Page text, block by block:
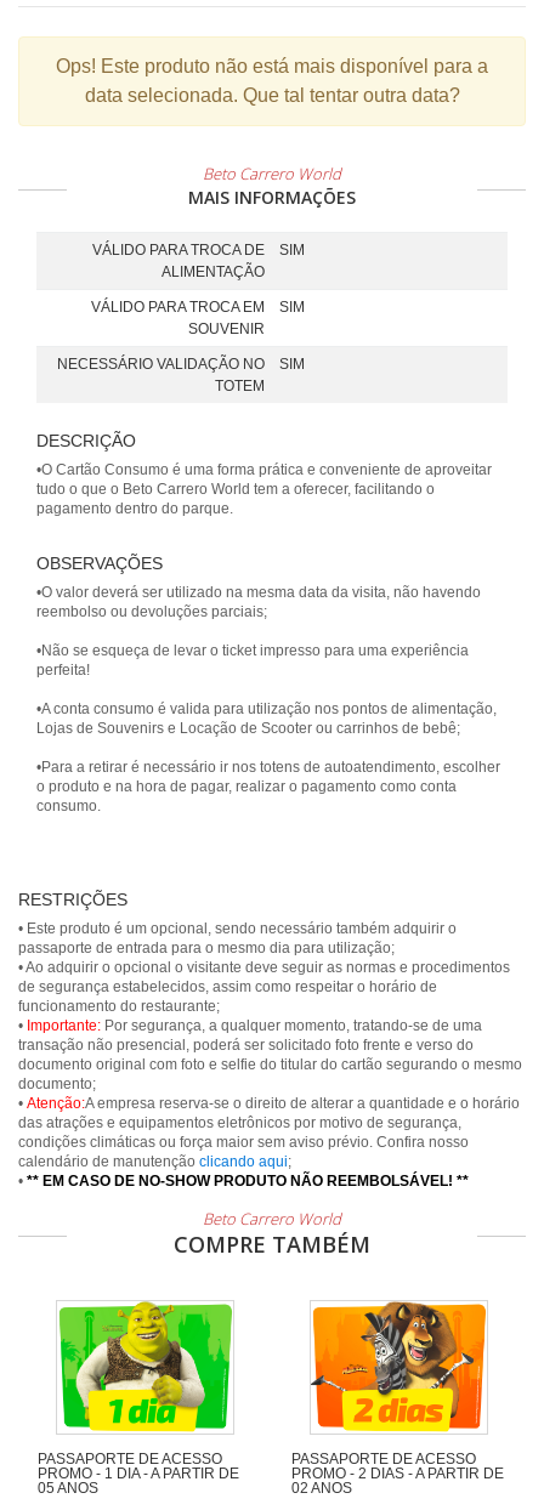
Ops! Este produto não está mais disponível para a
data selecionada. Que tal tentar outra data?
Beto Carrero World
MAIS INFORMAÇÕES
VÁLIDO PARA TROCA DE
ALIMENTAÇÃO
SIM
VÁLIDO PARA TROCA EM
SOUVENIR
SIM
NECESSÁRIO VALIDAÇÃO NO
TOTEM
SIM
DESCRIÇÃO
•O Cartão Consumo é uma forma prática e conveniente de aproveitar
tudo o que o Beto Carrero World tem a oferecer, facilitando o
pagamento dentro do parque.
OBSERVAÇÕES
•O valor deverá ser utilizado na mesma data da visita, não havendo
reembolso ou devoluções parciais;
•Não se esqueça de levar o ticket impresso para uma experiência
perfeita!
•A conta consumo é valida para utilização nos pontos de alimentação,
Lojas de Souvenirs e Locação de Scooter ou carrinhos de bebê;
•Para a retirar é necessário ir nos totens de autoatendimento, escolher
o produto e na hora de pagar, realizar o pagamento como conta
consumo.
RESTRIÇÕES
• Este produto é um opcional, sendo necessário também adquirir o
passaporte de entrada para o mesmo dia para utilização;
• Ao adquirir o opcional o visitante deve seguir as normas e procedimentos
de segurança estabelecidos, assim como respeitar o horário de
funcionamento do restaurante;
• Importante: Por segurança, a qualquer momento, tratando-se de uma
transação não presencial, poderá ser solicitado foto frente e verso do
documento original com foto e selfie do titular do cartão segurando o mesmo
documento;
• Atenção:A empresa reserva-se o direito de alterar a quantidade e o horário
das atrações e equipamentos eletrônicos por motivo de segurança,
condições climáticas ou força maior sem aviso prévio. Confira nosso
calendário de manutenção clicando aqui;
• ** EM CASO DE NO-SHOW PRODUTO NÃO REEMBOLSÁVEL! **
Beto Carrero World
COMPRE TAMBÉM
PASSAPORTE DE ACESSO
PROMO - 1 DIA - A PARTIR DE
05 ANOS
PASSAPORTE DE ACESSO
PROMO - 2 DIAS - A PARTIR DE
02 ANOS